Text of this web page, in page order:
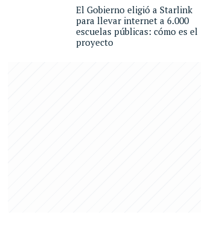
El Gobierno eligió a Starlink
para llevar internet a 6.000
escuelas públicas: cómo es el
proyecto